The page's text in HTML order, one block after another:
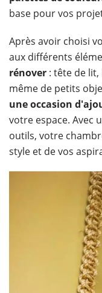
base pour vos
Après avoir choisi
aux différents
rénover : tête de lit,
même de petits
une occasion
votre espace. Avec
outils, votre
style et de vos